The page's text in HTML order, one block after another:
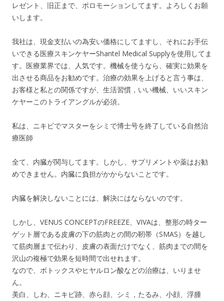
レゼント、旧正まで、ポロモーションしてます。よろしくお願
いします。
我社は、現金支払いの為安い価格にしてますし、それにお手伝
いできる医療スキンケヤーShantel Medical Supplyを使用してま
す。医療業界では、人気です。機械を使うなら、確実に効果を
出させる商品をお勧めです。治療の効果を上げると言う事は、
お客様と私との関係ですが、生活習慣，いい機械、いいスキン
ケヤーこのトライアングルが必須。
私は、ニキビでマスターをシミで博士号を終了している自然治
療医師
全て、内臓が関与してます。しかし、サプリメントや薬はお勧
めできません。内臓に負担がかからないことです。
内臓を解決しないことには、解決にはならないのです。
しかし、VENUS CONCEPTのFREEZE、VIVAは、整形の時ター
ゲット層である皮膚の下の筋肉との間の靭帯（SMAS）を越し
て筋肉層まで伝わり、皮膚の表面だけでなく、筋肉までの間を
沢山の複極で効果を短時間で出せれます。
なので、ボトックスやヒヤルロン酸などの治療は、いりませ
ん。
美白、しわ、ニキビ跡、赤ら顔、シミ，たるみ、小顔、浮腫